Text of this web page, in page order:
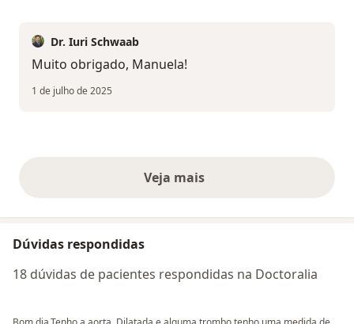
Dr. Iuri Schwaab
Muito obrigado, Manuela!
1 de julho de 2025
Veja maisopiniões acima
Dúvidas respondidas
18 dúvidas de pacientes respondidas na Doctoralia